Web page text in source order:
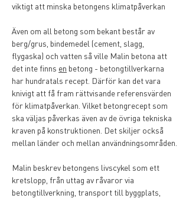
viktigt att minska betongens klimatpåverkan
Även om all betong som bekant består av
berg/grus, bindemedel (cement, slagg,
flygaska) och vatten så ville Malin betona att
det inte finns en betong - betongtillverkarna
har hundratals recept. Därför kan det vara
knivigt att få fram rättvisande referensvärden
för klimatpåverkan. Vilket betongrecept som
ska väljas påverkas även av de övriga tekniska
kraven på konstruktionen. Det skiljer också
mellan länder och mellan användningsområden.
Malin beskrev betongens livscykel som ett
kretslopp, från uttag av råvaror via
betongtillverkning, transport till byggplats,